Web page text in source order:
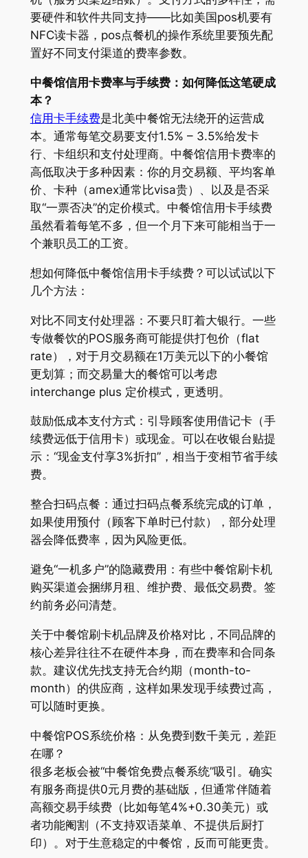
要硬件和软件共同支持——比如美国pos机要有
NFC读卡器，pos点餐机的操作系统里要预先配
置好不同支付渠道的费率参数。
中餐馆信用卡费率与手续费：如何降低这笔硬成
本？
信用卡手续费是北美中餐馆无法绕开的运营成
本。通常每笔交易要支付1.5% – 3.5%给发卡
行、卡组织和支付处理商。中餐馆信用卡费率的
高低取决于多种因素：你的月交易额、平均客单
价、卡种（amex通常比visa贵）、以及是否采
取“一票否决”的定价模式。中餐馆信用卡手续费
虽然看着每笔不多，但一个月下来可能相当于一
个兼职员工的工资。
想如何降低中餐馆信用卡手续费？可以试试以下
几个方法：
对比不同支付处理器：不要只盯着大银行。一些
专做餐饮的POS服务商可能提供打包价（flat
rate），对于月交易额在1万美元以下的小餐馆
更划算；而交易量大的餐馆可以考虑
interchange plus 定价模式，更透明。
鼓励低成本支付方式：引导顾客使用借记卡（手
续费远低于信用卡）或现金。可以在收银台贴提
示：“现金支付享3%折扣”，相当于变相节省手续
费。
整合扫码点餐：通过扫码点餐系统完成的订单，
如果使用预付（顾客下单时已付款），部分处理
器会降低费率，因为风险更低。
避免“一机多户”的隐藏费用：有些中餐馆刷卡机
购买渠道会捆绑月租、维护费、最低交易费。签
约前务必问清楚。
关于中餐馆刷卡机品牌及价格对比，不同品牌的
核心差异往往不在硬件本身，而在费率和合同条
款。建议优先找支持无合约期（month-to-
month）的供应商，这样如果发现手续费过高，
可以随时更换。
中餐馆POS系统价格：从免费到数千美元，差距
在哪？
很多老板会被“中餐馆免费点餐系统”吸引。确实
有服务商提供0元月费的基础版，但通常伴随着
高额交易手续费（比如每笔4%+0.30美元）或
者功能阉割（不支持双语菜单、不提供后厨打
印）。对于生意稳定的中餐馆，反而可能更贵。